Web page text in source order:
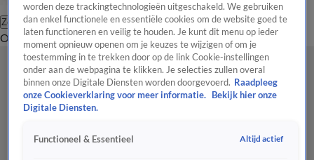
Zoeken
OverzichtRegioUitzendingenWeerTip de redactiePanelVideo's
worden deze trackingtechnologieën uitgeschakeld. We gebruiken
dan enkel functionele en essentiële cookies om de website goed te
laten functioneren en veilig te houden. Je kunt dit menu op ieder
moment opnieuw openen om je keuzes te wijzigen of om je
toestemming in te trekken door op de link Cookie-instellingen
onder aan de webpagina te klikken. Je selecties zullen overal
binnen onze Digitale Diensten worden doorgevoerd. Raadpleeg
onze Cookieverklaring voor meer informatie.
Bekijk hier onze
Digitale Diensten.
Functioneel & Essentieel Altijd actief